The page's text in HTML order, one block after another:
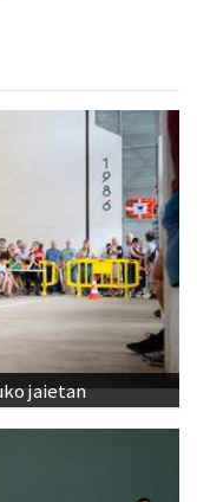
jaietan